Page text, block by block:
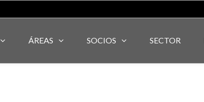
ÁREAS SOCIOS SECTOR